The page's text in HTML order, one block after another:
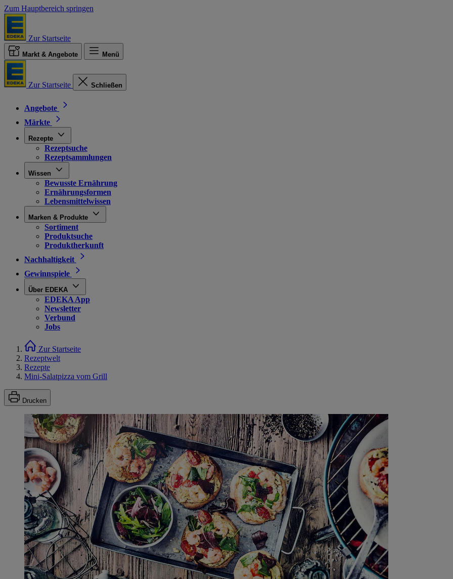
Zum Hauptbereich springen
Zur Startseite
Markt & Angebote Menü
Zur Startseite Schließen
Angebote
Märkte
Rezepte
Rezeptsuche
Rezeptsammlungen
Wissen
Bewusste Ernährung
Ernährungsformen
Lebensmittelwissen
Marken & Produkte
Sortiment
Produktsuche
Produktherkunft
Nachhaltigkeit
Gewinnspiele
Über EDEKA
EDEKA App
Newsletter
Verbund
Jobs
Zur Startseite
Rezeptwelt
Rezepte
Mini-Salatpizza vom Grill
Drucken